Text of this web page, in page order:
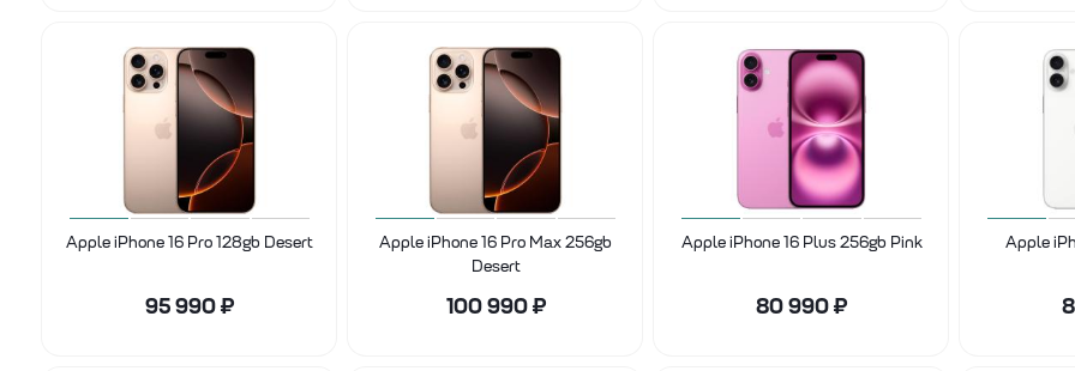
Apple iPhone 16 Pro 128gb Desert
95 990₽
Apple iPhone 16 Pro Max 256gb
Desert
100 990₽
Apple iPhone 16 Plus 256gb Pink
80 990₽
Apple